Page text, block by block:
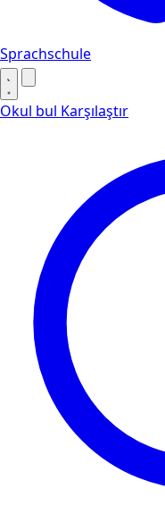
Sprachschule
Okul bul Karşılaştır